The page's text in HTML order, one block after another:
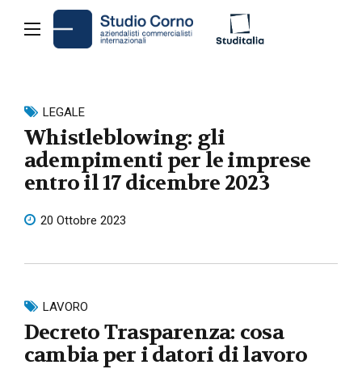
LEGALE
Whistleblowing: gli
adempimenti per le imprese
entro il 17 dicembre 2023
20 Ottobre 2023
LAVORO
Decreto Trasparenza: cosa
cambia per i datori di lavoro